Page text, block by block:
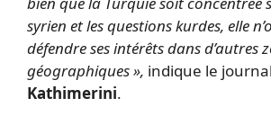
syrien et les questions kurdes, elle
défendre ses intérêts dans d’autres
géographiques », indique le journal
Kathimerini.